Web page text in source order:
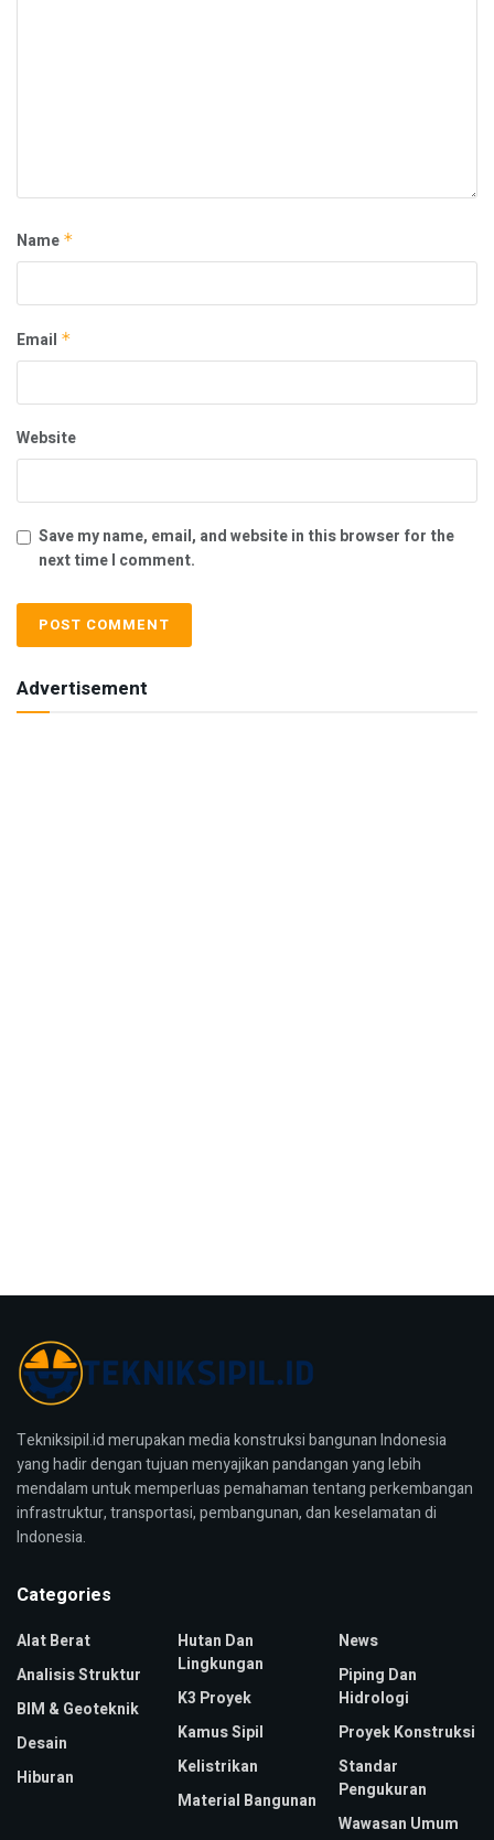
Name *
Email *
Website
Save my name, email, and website in this browser for the
next time I comment.
Advertisement
Tekniksipil.id merupakan media konstruksi bangunan Indonesia
yang hadir dengan tujuan menyajikan pandangan yang lebih
mendalam untuk memperluas pemahaman tentang perkembangan
infrastruktur, transportasi, pembangunan, dan keselamatan di
Indonesia.
Categories
Alat Berat
Analisis Struktur
BIM & Geoteknik
Desain
Hiburan
Hutan Dan
Lingkungan
K3 Proyek
Kamus Sipil
Kelistrikan
Material Bangunan
News
Piping Dan
Hidrologi
Proyek Konstruksi
Standar
Pengukuran
Wawasan Umum